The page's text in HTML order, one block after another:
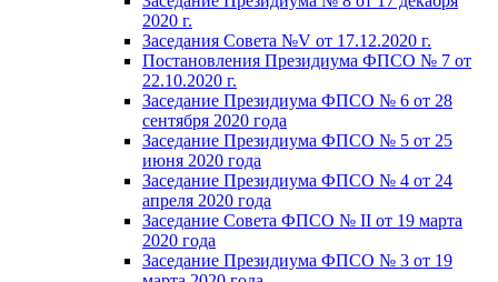
2020 г.
Заседания Совета №V от 17.12.2020 г.
Постановления Президиума ФПСО № 7 от
22.10.2020 г.
Заседание Президиума ФПСО № 6 от 28
сентября 2020 года
Заседание Президиума ФПСО № 5 от 25
июня 2020 года
Заседание Президиума ФПСО № 4 от 24
апреля 2020 года
Заседание Совета ФПСО № II от 19 марта
2020 года
Заседание Президиума ФПСО № 3 от 19